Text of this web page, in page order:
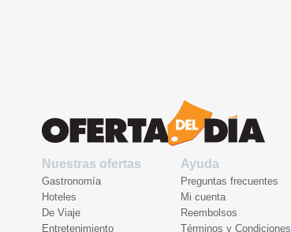
Nuestras ofertas
Gastronomía
Hoteles
De Viaje
Entretenimiento
Ayuda
Preguntas frecuentes
Mi cuenta
Reembolsos
Términos y Condiciones